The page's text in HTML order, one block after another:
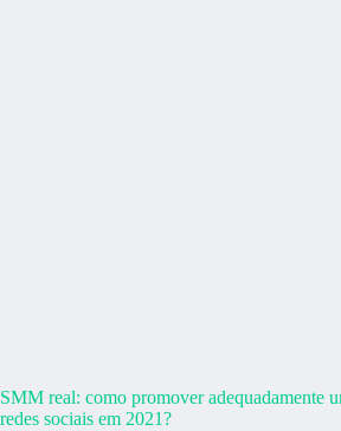
SMM real: como promover adequadamente
redes sociais em 2021?